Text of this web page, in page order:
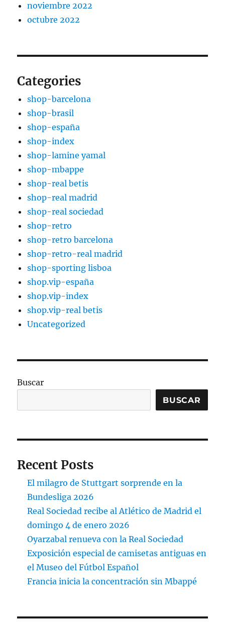
noviembre 2022
octubre 2022
Categories
shop-barcelona
shop-brasil
shop-españa
shop-index
shop-lamine yamal
shop-mbappe
shop-real betis
shop-real madrid
shop-real sociedad
shop-retro
shop-retro barcelona
shop-retro-real madrid
shop-sporting lisboa
shop.vip-españa
shop.vip-index
shop.vip-real betis
Uncategorized
Buscar
BUSCAR
Recent Posts
El milagro de Stuttgart sorprende en la
Bundesliga 2026
Real Sociedad recibe al Atlético de Madrid el
domingo 4 de enero 2026
Oyarzabal renueva con la Real Sociedad
Exposición especial de camisetas antiguas en
el Museo del Fútbol Español
Francia inicia la concentración sin Mbappé